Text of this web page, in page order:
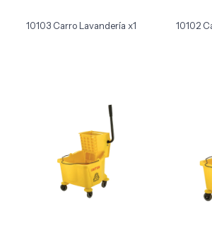
10103 Carro Lavandería x1 10102